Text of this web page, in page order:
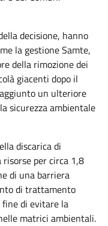
decisione, hanno
la gestione Samte,
della rimozione dei
giacenti dopo il
un ulteriore
sicurezza ambientale
discarica di
risorse per circa 1,8
di una barriera
di trattamento
fine di evitare la
matrici ambientali.